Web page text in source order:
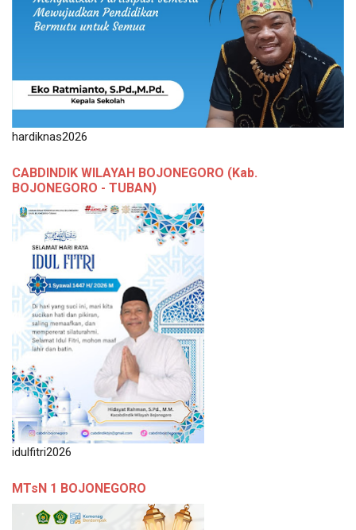
hardiknas2026
CABDINDIK WILAYAH BOJONEGORO (Kab.
BOJONEGORO - TUBAN)
idulfitri2026
MTsN 1 BOJONEGORO